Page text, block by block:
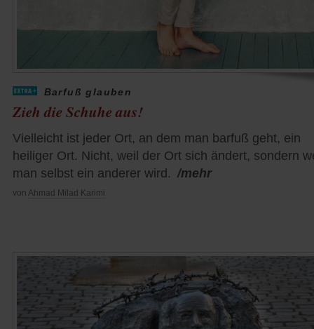
Barfuß glauben
Zieh die Schuhe aus!
Vielleicht ist jeder Ort, an dem man barfuß geht, ein
heiliger Ort. Nicht, weil der Ort sich ändert, sondern
man selbst ein anderer wird. /mehr
von Ahmad Milad Karimi